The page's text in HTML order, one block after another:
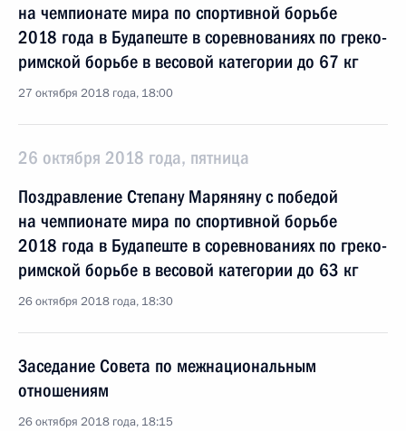
на чемпионате мира по спортивной борьбе
2018 года в Будапеште в соревнованиях по греко-
римской борьбе в весовой категории до 67 кг
27 октября 2018 года, 18:00
26 октября 2018 года, пятница
Поздравление Степану Маряняну с победой
на чемпионате мира по спортивной борьбе
2018 года в Будапеште в соревнованиях по греко-
римской борьбе в весовой категории до 63 кг
26 октября 2018 года, 18:30
Заседание Совета по межнациональным
отношениям
26 октября 2018 года, 18:15